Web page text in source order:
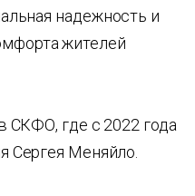
надежность и
жителей
СКФО, где с 2022 года
Сергея Меняйло.